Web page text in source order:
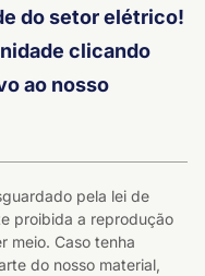
do setor elétrico!
clicando
ao nosso
pela lei de
proibida a reprodução
meio. Caso tenha
do nosso material,